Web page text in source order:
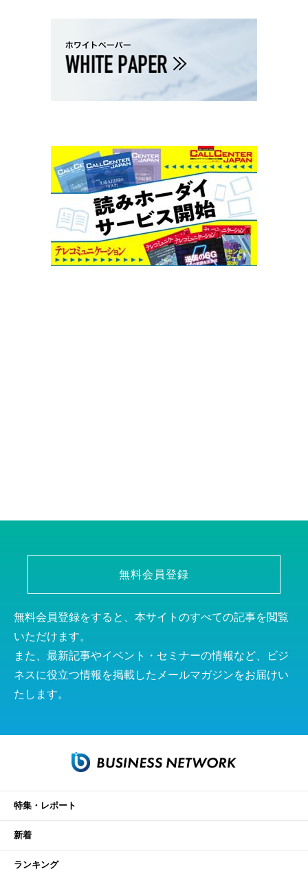
無料会員登録
無料会員登録をすると、本サイトのすべての記事を閲覧
いただけます。
また、最新記事やイベント・セミナーの情報など、ビジ
ネスに役立つ情報を掲載したメールマガジンをお届けい
たします。
特集・レポート
新着
ランキング